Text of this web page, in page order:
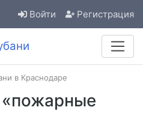
Войти Регистрация
в Краснодаре
«пожарные